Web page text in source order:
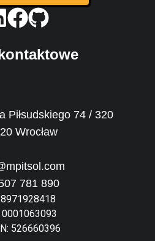
Piłsudskiego 74 / 320
Wrocław
781 890
8971928418
0001063093
526660396